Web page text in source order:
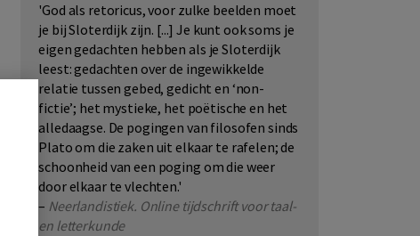
'God als retoricus, voor zulke beelden moet
je bij Sloterdijk zijn. [...] Je kunt ook soms je
eigen gedachten hebben als je Sloterdijk
leest: gedachten over de ingewikkelde
relatie tussen gebed, gedicht en ‘non-
fictie’; het mystieke, het poëtische en het
alledaagse. De pogingen van filosofen sinds
Plato om die zaken uit elkaar te rafelen; de
schoonheid van een poging om die weer
door elkaar te vlechten.'
– Neerlandistiek. Online tijdschrift voor taal-
en letterkunde